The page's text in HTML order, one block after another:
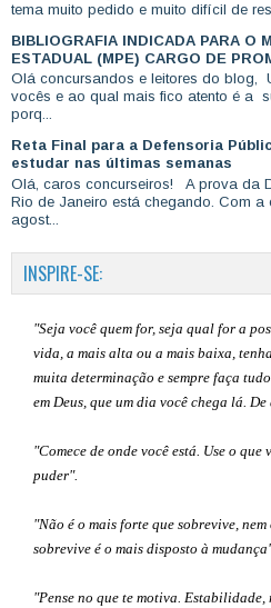
tema muito pedido e muito difícil de
BIBLIOGRAFIA INDICADA PARA O
ESTADUAL (MPE) CARGO DE
Olá concursandos e leitores do blog,
vocês e ao qual mais fico atento é a
porq...
Reta Final para a Defensoria
estudar nas últimas semanas
Olá, caros concurseiros! A prova da
Rio de Janeiro está chegando. Com
agost...
INSPIRE-SE:
"Seja você quem for, seja qual for a
vida, a mais alta ou a mais baixa,
muita determinação e sempre faça
em Deus, que um dia você chega lá.
"Comece de onde você está. Use o
puder".
"Não é o mais forte que sobrevive,
sobrevive é o mais disposto à
"Pense no que te motiva.